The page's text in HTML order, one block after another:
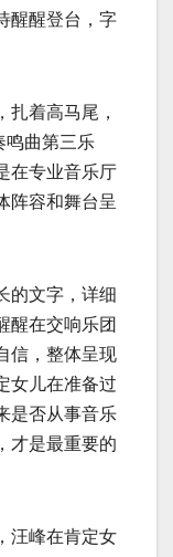
醒醒登台，字
扎着高马尾，
鸣曲第三乐
在专业音乐厅
阵容和舞台呈
的文字，详细
醒在交响乐团
信，整体呈现
女儿在准备过
是否从事音乐
才是最重要的
汪峰在肯定女